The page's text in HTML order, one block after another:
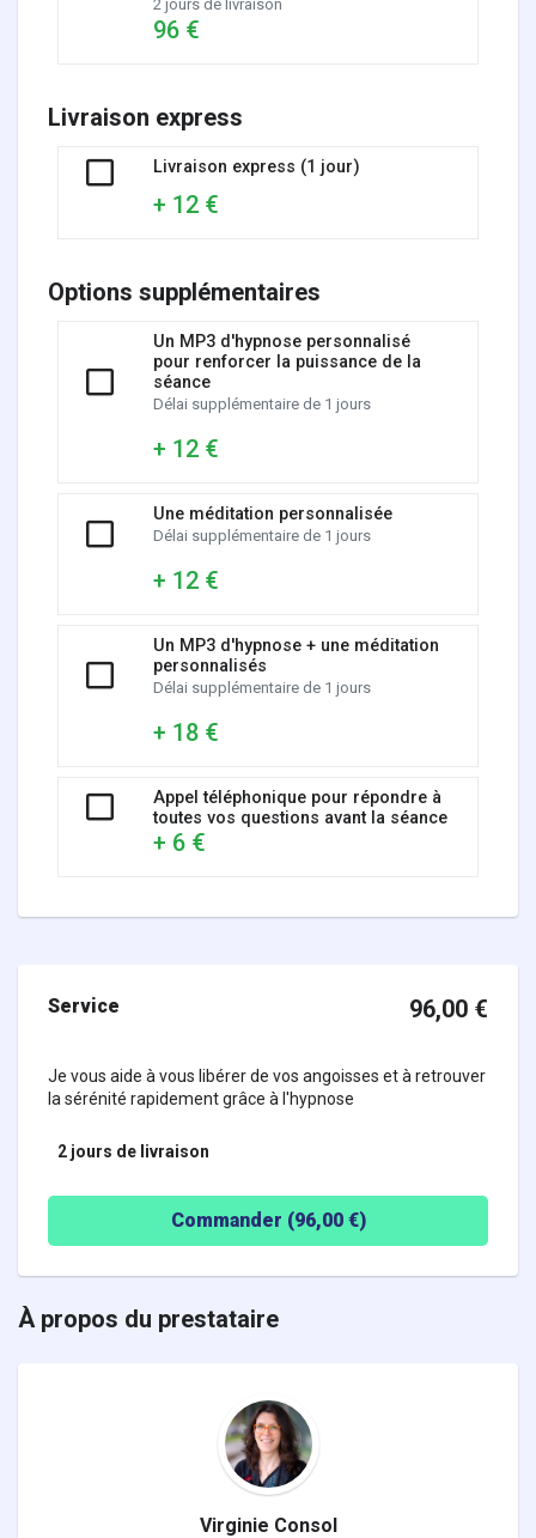
2 jours de livraison
96 €
Livraison express
Livraison express (1 jour)
+ 12 €
Options supplémentaires
Un MP3 d'hypnose personnalisé
pour renforcer la puissance de la
séance
Délai supplémentaire de 1 jours
+ 12 €
Une méditation personnalisée
Délai supplémentaire de 1 jours
+ 12 €
Un MP3 d'hypnose + une méditation
personnalisés
Délai supplémentaire de 1 jours
+ 18 €
Appel téléphonique pour répondre à
toutes vos questions avant la séance
+ 6 €
Service 96,00 €
Je vous aide à vous libérer de vos angoisses et à retrouver
la sérénité rapidement grâce à l'hypnose
2 jours de livraison
Commander (96,00€)
À propos du prestataire
Virginie Consol